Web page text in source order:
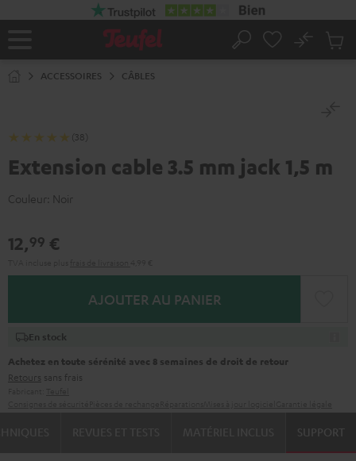
Page
Rechercher
No
ACCESSOIRES CÂBLES
(38)
Extension cable 3.5 mm jack 1,5 m
Couleur: Noir
12,99 €
AJOUTER AU PANIER
En stock
Achetez en toute sérénité avec 8 semaines de droit de retour
Retours sans frais
SUPPORT